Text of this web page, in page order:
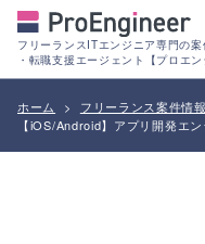
フリーランスITエンジニア専門の案
・転職支援エージェント【プロエン
ホーム > フリーランス案件情報
【iOS/Android】アプリ開発エ